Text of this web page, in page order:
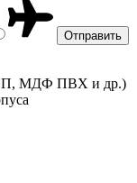
МДФ ПВХ и др.)